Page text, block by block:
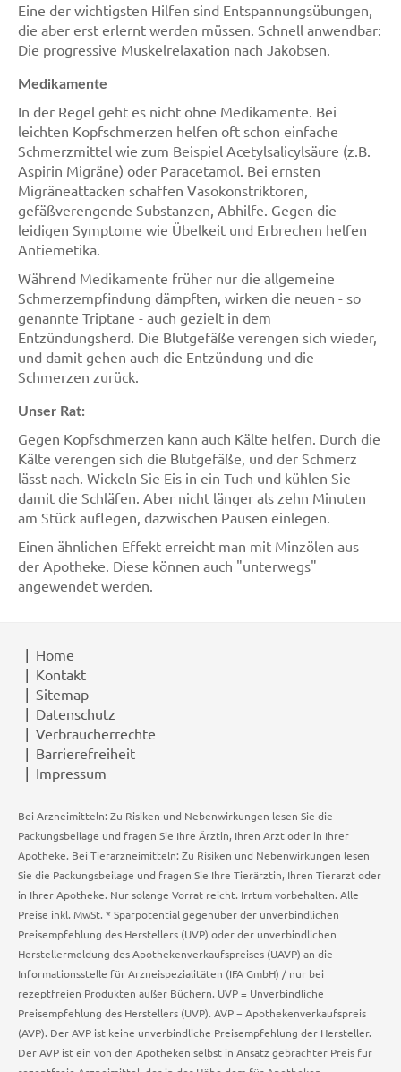
Eine der wichtigsten Hilfen sind Entspannungsübungen,
die aber erst erlernt werden müssen. Schnell anwendbar:
Die progressive Muskelrelaxation nach Jakobsen.
Medikamente
In der Regel geht es nicht ohne Medikamente. Bei
leichten Kopfschmerzen helfen oft schon einfache
Schmerzmittel wie zum Beispiel Acetylsalicylsäure (z.B.
Aspirin Migräne) oder Paracetamol. Bei ernsten
Migräneattacken schaffen Vasokonstriktoren,
gefäßverengende Substanzen, Abhilfe. Gegen die
leidigen Symptome wie Übelkeit und Erbrechen helfen
Antiemetika.
Während Medikamente früher nur die allgemeine
Schmerzempfindung dämpften, wirken die neuen - so
genannte Triptane - auch gezielt in dem
Entzündungsherd. Die Blutgefäße verengen sich wieder,
und damit gehen auch die Entzündung und die
Schmerzen zurück.
Unser Rat:
Gegen Kopfschmerzen kann auch Kälte helfen. Durch die
Kälte verengen sich die Blutgefäße, und der Schmerz
lässt nach. Wickeln Sie Eis in ein Tuch und kühlen Sie
damit die Schläfen. Aber nicht länger als zehn Minuten
am Stück auflegen, dazwischen Pausen einlegen.
Einen ähnlichen Effekt erreicht man mit Minzölen aus
der Apotheke. Diese können auch "unterwegs"
angewendet werden.
Home
Kontakt
Sitemap
Datenschutz
Verbraucherrechte
Barrierefreiheit
Impressum
Bei Arzneimitteln: Zu Risiken und Nebenwirkungen lesen Sie die
Packungsbeilage und fragen Sie Ihre Ärztin, Ihren Arzt oder in Ihrer
Apotheke. Bei Tierarzneimitteln: Zu Risiken und Nebenwirkungen lesen
Sie die Packungsbeilage und fragen Sie Ihre Tierärztin, Ihren Tierarzt oder
in Ihrer Apotheke. Nur solange Vorrat reicht. Irrtum vorbehalten. Alle
Preise inkl. MwSt. * Sparpotential gegenüber der unverbindlichen
Preisempfehlung des Herstellers (UVP) oder der unverbindlichen
Herstellermeldung des Apothekenverkaufspreises (UAVP) an die
Informationsstelle für Arzneispezialitäten (IFA GmbH) / nur bei
rezeptfreien Produkten außer Büchern. UVP = Unverbindliche
Preisempfehlung des Herstellers (UVP). AVP = Apothekenverkaufspreis
(AVP). Der AVP ist keine unverbindliche Preisempfehlung der Hersteller.
Der AVP ist ein von den Apotheken selbst in Ansatz gebrachter Preis für